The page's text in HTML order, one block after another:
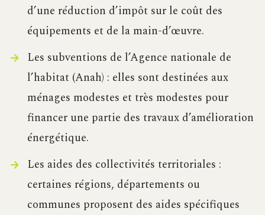
d’une réduction d’impôt sur le coût des
équipements et de la main-d’œuvre.
Les subventions de l’Agence nationale de
l’habitat (Anah) : elles sont destinées aux
ménages modestes et très modestes pour
financer une partie des travaux d’amélioration
énergétique.
Les aides des collectivités territoriales :
certaines régions, départements ou
communes proposent des aides spécifiques